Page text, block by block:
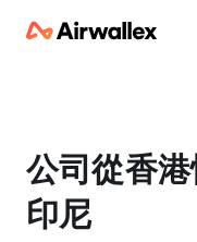
公司從香
印尼